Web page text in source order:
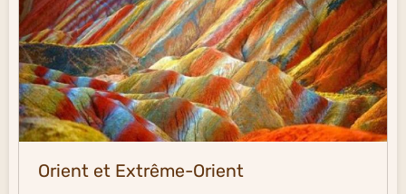
Orient et Extrême-Orient